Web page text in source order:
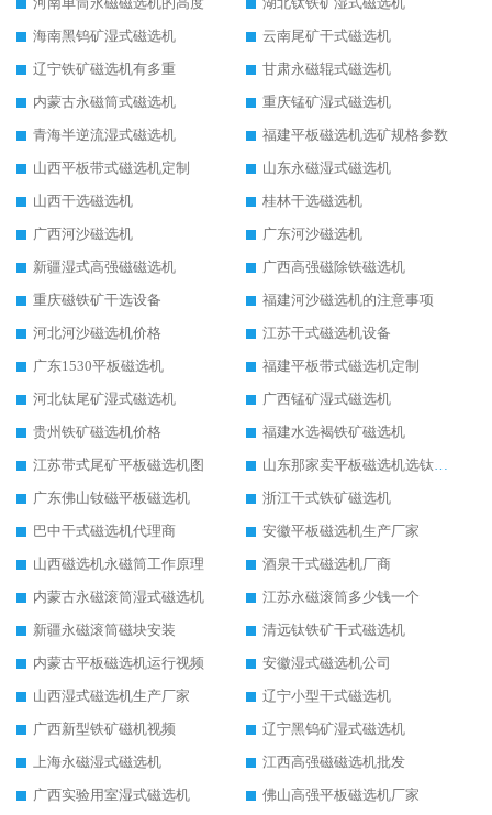
海南黑钨矿湿式磁选机
云南尾矿干式磁选机
辽宁铁矿磁选机有多重
甘肃永磁辊式磁选机
内蒙古永磁筒式磁选机
重庆锰矿湿式磁选机
青海半逆流湿式磁选机
福建平板磁选机选矿规格参数
山西平板带式磁选机定制
山东永磁湿式磁选机
山西干选磁选机
桂林干选磁选机
广西河沙磁选机
广东河沙磁选机
新疆湿式高强磁磁选机
广西高强磁除铁磁选机
重庆磁铁矿干选设备
福建河沙磁选机的注意事项
河北河沙磁选机价格
江苏干式磁选机设备
广东1530平板磁选机
福建平板带式磁选机定制
河北钛尾矿湿式磁选机
广西锰矿湿式磁选机
贵州铁矿磁选机价格
福建水选褐铁矿磁选机
江苏带式尾矿平板磁选机图
山东那家卖平板磁选机选钛矿用
广东佛山钕磁平板磁选机
浙江干式铁矿磁选机
巴中干式磁选机代理商
安徽平板磁选机生产厂家
山西磁选机永磁筒工作原理
酒泉干式磁选机厂商
内蒙古永磁滚筒湿式磁选机
江苏永磁滚筒多少钱一个
新疆永磁滚筒磁块安装
清远钛铁矿干式磁选机
内蒙古平板磁选机运行视频
安徽湿式磁选机公司
山西湿式磁选机生产厂家
辽宁小型干式磁选机
广西新型铁矿磁机视频
辽宁黑钨矿湿式磁选机
上海永磁湿式磁选机
江西高强磁磁选机批发
广西实验用室湿式磁选机
佛山高强平板磁选机厂家